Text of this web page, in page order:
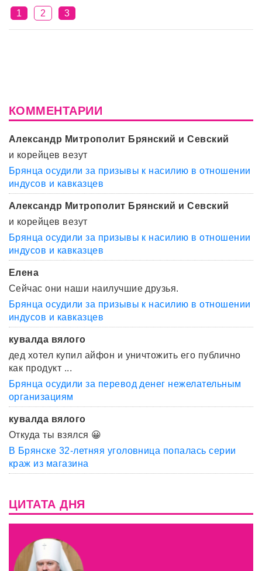
1 2 3
КОММЕНТАРИИ
Александр Митрополит Брянский и Севский
и корейцев везут
Брянца осудили за призывы к насилию в отношении
индусов и кавказцев
Александр Митрополит Брянский и Севский
и корейцев везут
Брянца осудили за призывы к насилию в отношении
индусов и кавказцев
Елена
Сейчас они наши наилучшие друзья.
Брянца осудили за призывы к насилию в отношении
индусов и кавказцев
кувалда вялого
дед хотел купил айфон и уничтожить его публично
как продукт ...
Брянца осудили за перевод денег нежелательным
организациям
кувалда вялого
Откуда ты взялся 😀
В Брянске 32-летняя уголовница попалась серии
краж из магазина
ЦИТАТА ДНЯ